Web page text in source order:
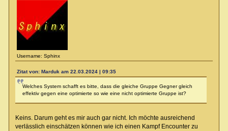
Username: Sphinx
Zitat von: Marduk am 22.03.2024 | 09:35
Welches System schafft es bitte, dass die gleiche Gruppe Gegner gleich
effektiv gegen eine optimierte so wie eine nicht optimierte Gruppe ist?
Keins. Darum geht es mir auch gar nicht. Ich möchte ausreichend
verlässlich einschätzen können wie ich einen Kampf Encounter zu